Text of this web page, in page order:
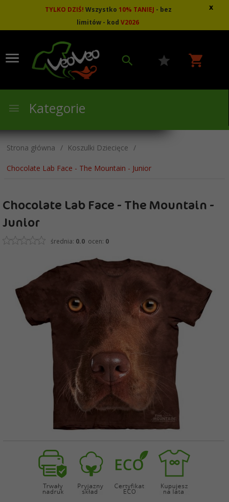
TYLKO DZIŚ! Wszystko10% TANIEJ - bez
limitów - kod V2026
x
Kategorie
Strona główna Koszulki Dziecięce
Chocolate Lab Face - The Mountain - Junior
Chocolate Lab Face - The Mountain -
Junior
średnia: 0.0 ocen: 0